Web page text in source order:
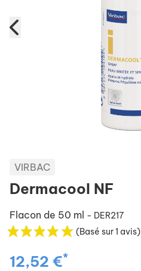
VIRBAC
Dermacool NF
Flacon de 50 ml - DER217
(Basé sur 1 avis)
12,52 €*